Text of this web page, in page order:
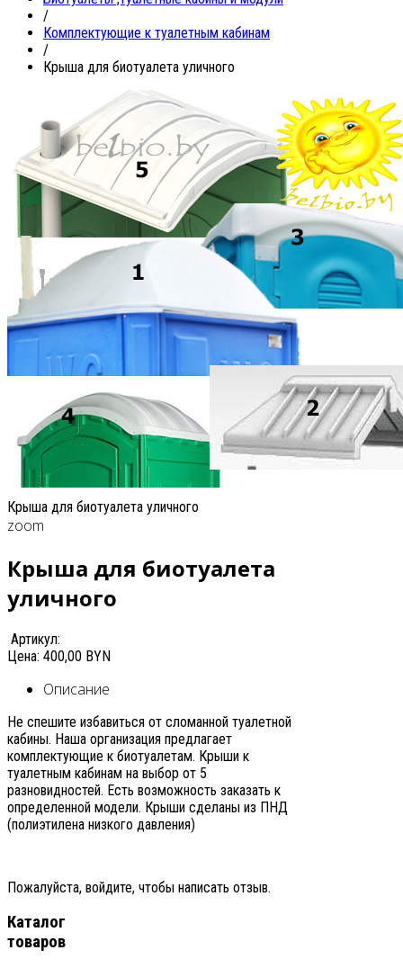
/
Комплектующие к туалетным кабинам
/
Крыша для биотуалета уличного
Крыша для биотуалета уличного
zoom
Крыша для биотуалета
уличного
Артикул:
Цена: 400,00 BYN
Описание
Не спешите избавиться от сломанной туалетной
кабины. Наша организация предлагает
комплектующие к биотуалетам. Крыши к
туалетным кабинам на выбор от 5
разновидностей. Есть возможность заказать к
определенной модели. Крыши сделаны из ПНД
(полиэтилена низкого давления)
Пожалуйста, войдите, чтобы написать отзыв.
Каталог
товаров